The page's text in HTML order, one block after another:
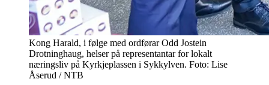
Kong Harald, i følge med ordførar Odd Jostein
Drotninghaug, helser på representantar for lokalt
næringsliv på Kyrkjeplassen i Sykkylven. Foto: Lise
Åserud / NTB